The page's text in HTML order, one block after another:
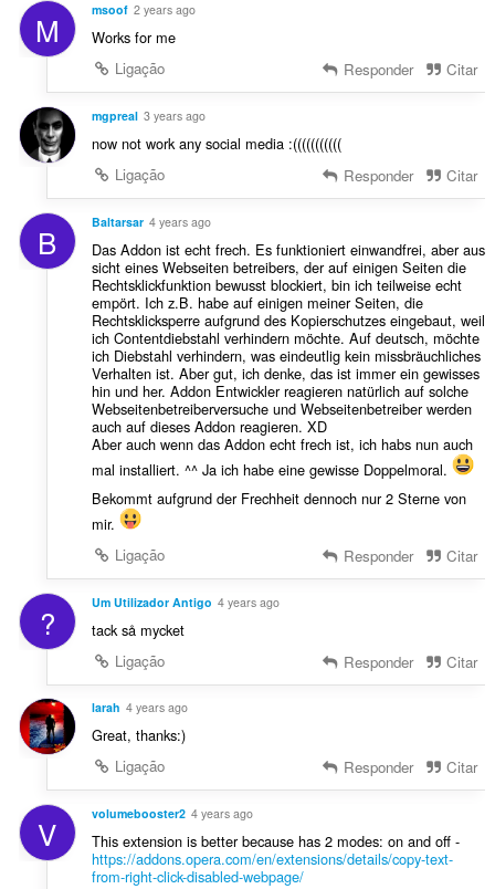
ç
õ
e
:
M msoof 2 years ago
Works for me
Ligação
Responder Citar
mgpreal 3 years ago
now not work any social media :(((((((((((
Ligação
Responder Citar
B Baltarsar 4 years ago
Das Addon ist echt frech. Es funktioniert einwandfrei, aber aus
sicht eines Webseiten betreibers, der auf einigen Seiten die
Rechtsklickfunktion bewusst blockiert, bin ich teilweise echt
empört. Ich z.B. habe auf einigen meiner Seiten, die
Rechtsklicksperre aufgrund des Kopierschutzes eingebaut, weil
ich Contentdiebstahl verhindern möchte. Auf deutsch, möchte
ich Diebstahl verhindern, was eindeutlig kein missbräuchliches
Verhalten ist. Aber gut, ich denke, das ist immer ein gewisses
hin und her. Addon Entwickler reagieren natürlich auf solche
Webseitenbetreiberversuche und Webseitenbetreiber werden
auch auf dieses Addon reagieren. XD
Aber auch wenn das Addon echt frech ist, ich habs nun auch
mal installiert. ^^ Ja ich habe eine gewisse Doppelmoral.
Bekommt aufgrund der Frechheit dennoch nur 2 Sterne von
mir.
Ligação
Responder Citar
? Um Utilizador Antigo 4 years ago
tack så mycket
Ligação
Responder Citar
larah 4 years ago
Great, thanks:)
Ligação
Responder Citar
V volumebooster2 4 years ago
This extension is better because has 2 modes: on and off -
https://addons.opera.com/en/extensions/details/copy-text-
from-right-click-disabled-webpage/